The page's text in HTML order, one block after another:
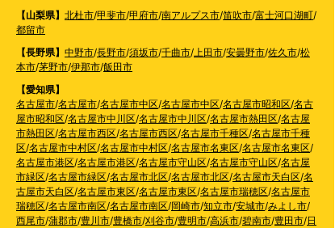
【山梨県】 北杜市/甲斐市/甲府市/南アルプス市/笛吹市/富士河口湖町/
都留市
【長野県】 中野市/長野市/須坂市/千曲市/上田市/安曇野市/佐久市/松
本市/茅野市/伊那市/飯田市
【愛知県】
名古屋市/名古屋市/名古屋市中区/名古屋市中区/名古屋市昭和区/名古
屋市昭和区/名古屋市中川区/名古屋市中川区/名古屋市熱田区/名古屋
市熱田区/名古屋市西区/名古屋市西区/名古屋市千種区/名古屋市千種
区/名古屋市中村区/名古屋市中村区/名古屋市名東区/名古屋市名東区/
名古屋市港区/名古屋市港区/名古屋市守山区/名古屋市守山区/名古屋
市緑区/名古屋市緑区/名古屋市北区/名古屋市北区/名古屋市天白区/名
古屋市天白区/名古屋市東区/名古屋市東区/名古屋市瑞穂区/名古屋市
瑞穂区/名古屋市南区/名古屋市南区/岡崎市/知立市/安城市/みよし市/
西尾市/蒲郡市/豊川市/豊橋市/刈谷市/豊明市/高浜市/碧南市/豊田市/日